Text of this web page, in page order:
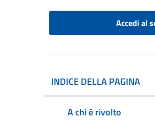
Accedi al
INDICE DELLA PAGINA
A chi è rivolto